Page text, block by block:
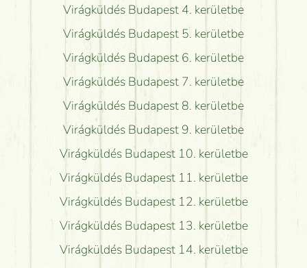
Virágküldés Budapest 4. kerületbe
Virágküldés Budapest 5. kerületbe
Virágküldés Budapest 6. kerületbe
Virágküldés Budapest 7. kerületbe
Virágküldés Budapest 8. kerületbe
Virágküldés Budapest 9. kerületbe
Virágküldés Budapest 10. kerületbe
Virágküldés Budapest 11. kerületbe
Virágküldés Budapest 12. kerületbe
Virágküldés Budapest 13. kerületbe
Virágküldés Budapest 14. kerületbe